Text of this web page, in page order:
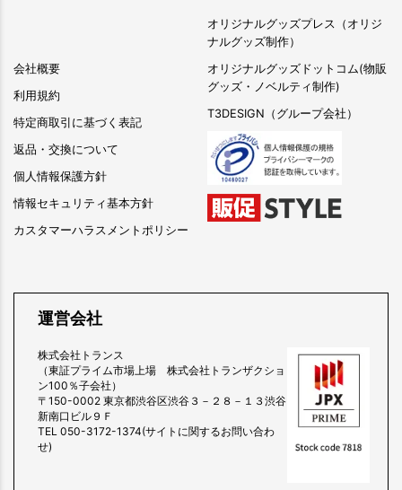
会社概要
利用規約
特定商取引に基づく表記
返品・交換について
個人情報保護方針
情報セキュリティ基本方針
カスタマーハラスメントポリシー
オリジナルグッズプレス（オリジ
ナルグッズ制作）
オリジナルグッズドットコム(物販
グッズ・ノベルティ制作)
T3DESIGN（グループ会社）
運営会社
株式会社トランス
（東証プライム市場上場 株式会社トランザクショ
ン100％子会社）
〒150-0002 東京都渋谷区渋谷３－２８－１３渋谷
新南口ビル９Ｆ
TEL 050-3172-1374(サイトに関するお問い合わ
せ)